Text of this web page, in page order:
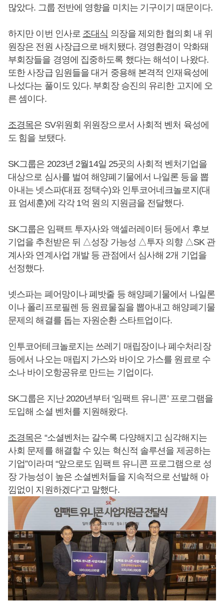
많았다. 그룹 전반에 영향을 미치는 기구이기 때문이다.
하지만 이번 인사로 조대식 의장을 제외한 협의회 내 위
원장은 전원 사장급으로 배치됐다. 경영환경이 악화돼
부회장들을 경영에 집중하도록 했다는 해석이 나왔다.
또한 사장급 임원들을 대거 중용해 본격적 인재육성에
나섰다는 풀이도 있다. 부회장 승진의 유리한 고지에 오
른 셈이다.
조경목은 SV위원회 위원장으로서 사회적 벤처 육성에
도 힘을 보탰다.
SK그룹은 2023년 2월14일 25곳의 사회적 벤처기업을
대상으로 심사를 벌여 해양폐기물에서 나일론 등을 뽑
아내는 넷스파(대표 정택수)와 인투코어네크놀로지(대
표 엄세훈)에 각각 1억 원의 지원금을 전달했다.
SK그룹은 임팩트 투자사와 액셀러레이터 등에서 후보
기업을 추천받은 뒤 △성장 가능성 △투자 의향 △SK 관
계사와 연계사업 개발 등 관점에서 심사해 2개 기업을
선정했다.
넷스파는 폐어망이나 폐밧줄 등 해양폐기물에서 나일론
이나 폴리프로필렌 등 원료물질을 뽑아내고 해양폐기물
문제의 해결를 돕는 자원순환 스타트업이다.
인투코어테크놀로지는 쓰레기 매립장이나 폐수처리장
등에서 나오는 매립지 가스와 바이오 가스를 원료로 수
소나 바이오항공유로 만드는 기업이다.
SK그룹은 지난 2020년부터 ‘임팩트 유니콘’ 프로그램을
도입해 소셜 벤처를 지원해왔다.
조경목은 “소셜벤처는 갈수록 다양해지고 심각해지는
사회 문제를 해결할 수 있는 혁신적 솔루션을 제공하는
기업”이라며 “앞으로도 임팩트 유니콘 프로그램으로 성
장 가능성이 높은 소셜벤처들을 지속적으로 선발해 아
낌없이 지원하겠다”고 말했다.